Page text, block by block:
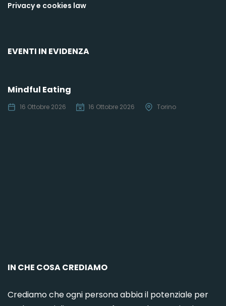
Privacy e cookies law
EVENTI IN EVIDENZA
Mindful Eating
16 Ottobre 2026 16 Ottobre 2026 Torino
IN CHE COSA CREDIAMO
Crediamo che ogni persona abbia il potenziale per